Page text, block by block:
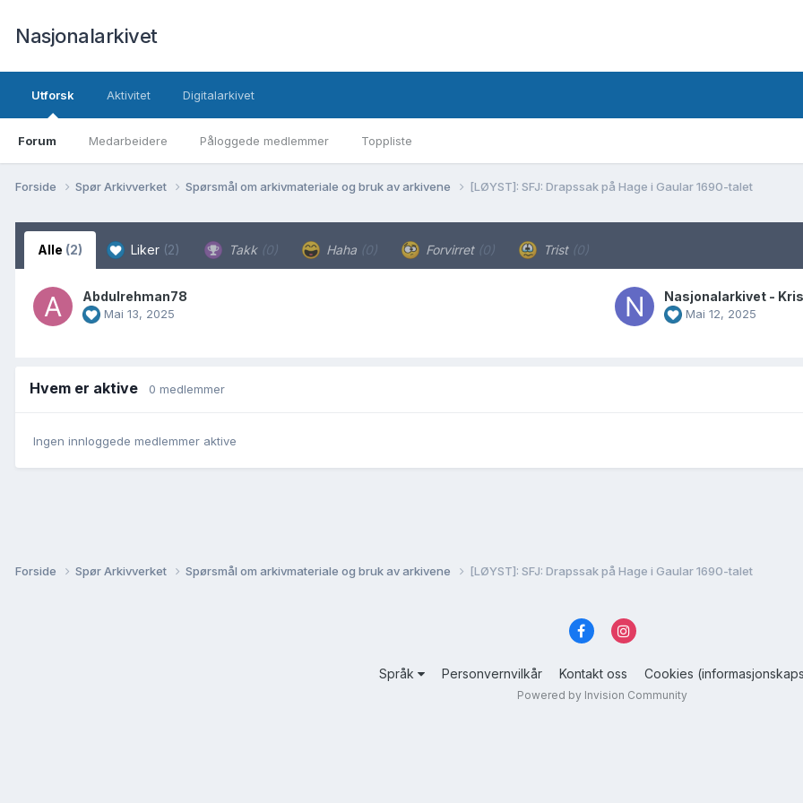
Nasjonalarkivet
Utforsk
Forum Medarbeidere Påloggede medlemmer Toppliste
Aktivitet Digitalarkivet
Forside Spør Arkivverket Spørsmål om arkivmateriale og bruk av arkivene [LØYST]: SFJ: Drapssak på Hage i Gaular 1690-talet
Alle (2) Liker (2) Takk (0) Haha (0) Forvirret (0) Trist (0)
Abdulrehman78
Mai 13, 2025
Nasjonalarkivet -
Mai 12, 2025
Hvem er aktive 0 medlemmer
Ingen innloggede medlemmer aktive
Forside Spør Arkivverket Spørsmål om arkivmateriale og bruk av arkivene [LØYST]: SFJ: Drapssak på Hage i Gaular 1690-talet
Språk Personvernvilkår Kontakt oss Cookies
Powered by Invision Community